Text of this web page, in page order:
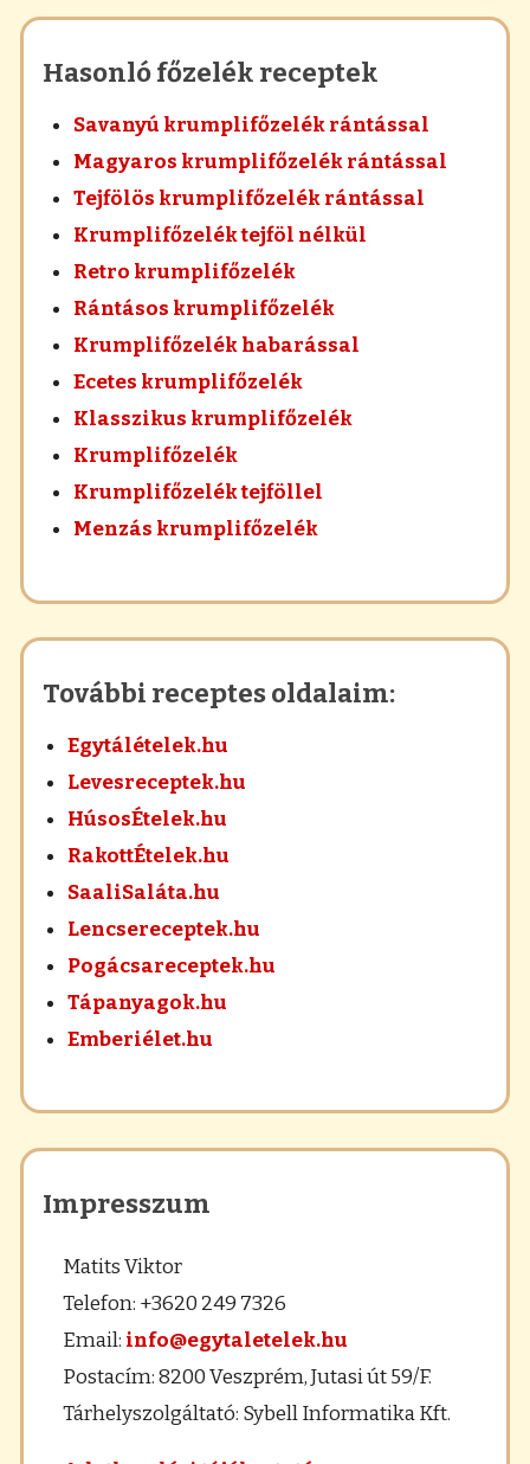
Hasonló főzelék receptek
Savanyú krumplifőzelék rántással
Magyaros krumplifőzelék rántással
Tejfölös krumplifőzelék rántással
Krumplifőzelék tejföl nélkül
Retro krumplifőzelék
Rántásos krumplifőzelék
Krumplifőzelék habarással
Ecetes krumplifőzelék
Klasszikus krumplifőzelék
Krumplifőzelék
Krumplifőzelék tejföllel
Menzás krumplifőzelék
További receptes oldalaim:
Egytálételek.hu
Levesreceptek.hu
HúsosÉtelek.hu
RakottÉtelek.hu
SaaliSaláta.hu
Lencsereceptek.hu
Pogácsareceptek.hu
Tápanyagok.hu
Emberiélet.hu
Impresszum
Matits Viktor
Telefon: +3620 249 7326
Email: info@egytaletelek.hu
Postacím: 8200 Veszprém, Jutasi út 59/F.
Tárhelyszolgáltató: Sybell Informatika Kft.